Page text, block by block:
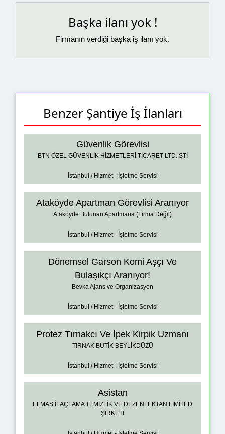
Başka ilanı yok !
Firmanın verdiği başka iş ilanı yok.
Benzer Şantiye İş İlanları
Güvenlik Görevlisi
BTN ÖZEL GÜVENLİK HİZMETLERİ TİCARET LTD. ŞTİ
İstanbul / Hizmet - İşletme Servisi
Ataköyde Apartman Görevlisi Aranıyor
Ataköyde Bulunan Apartmana (Firma Değil)
İstanbul / Hizmet - İşletme Servisi
Dönemsel Garson Komi Aşçı Ve
Bulaşıkçı Aranıyor!
Bevka Ajans ve Organizasyon
İstanbul / Hizmet - İşletme Servisi
Protez Tırnakcı Ve İpek Kirpik Uzmanı
TIRNAK BUTİK BEYLİKDÜZÜ
İstanbul / Hizmet - İşletme Servisi
Asistan
ELMAS İLAÇLAMA TEMİZLİK VE DEZENFEKTAN LİMİTED
ŞİRKETİ